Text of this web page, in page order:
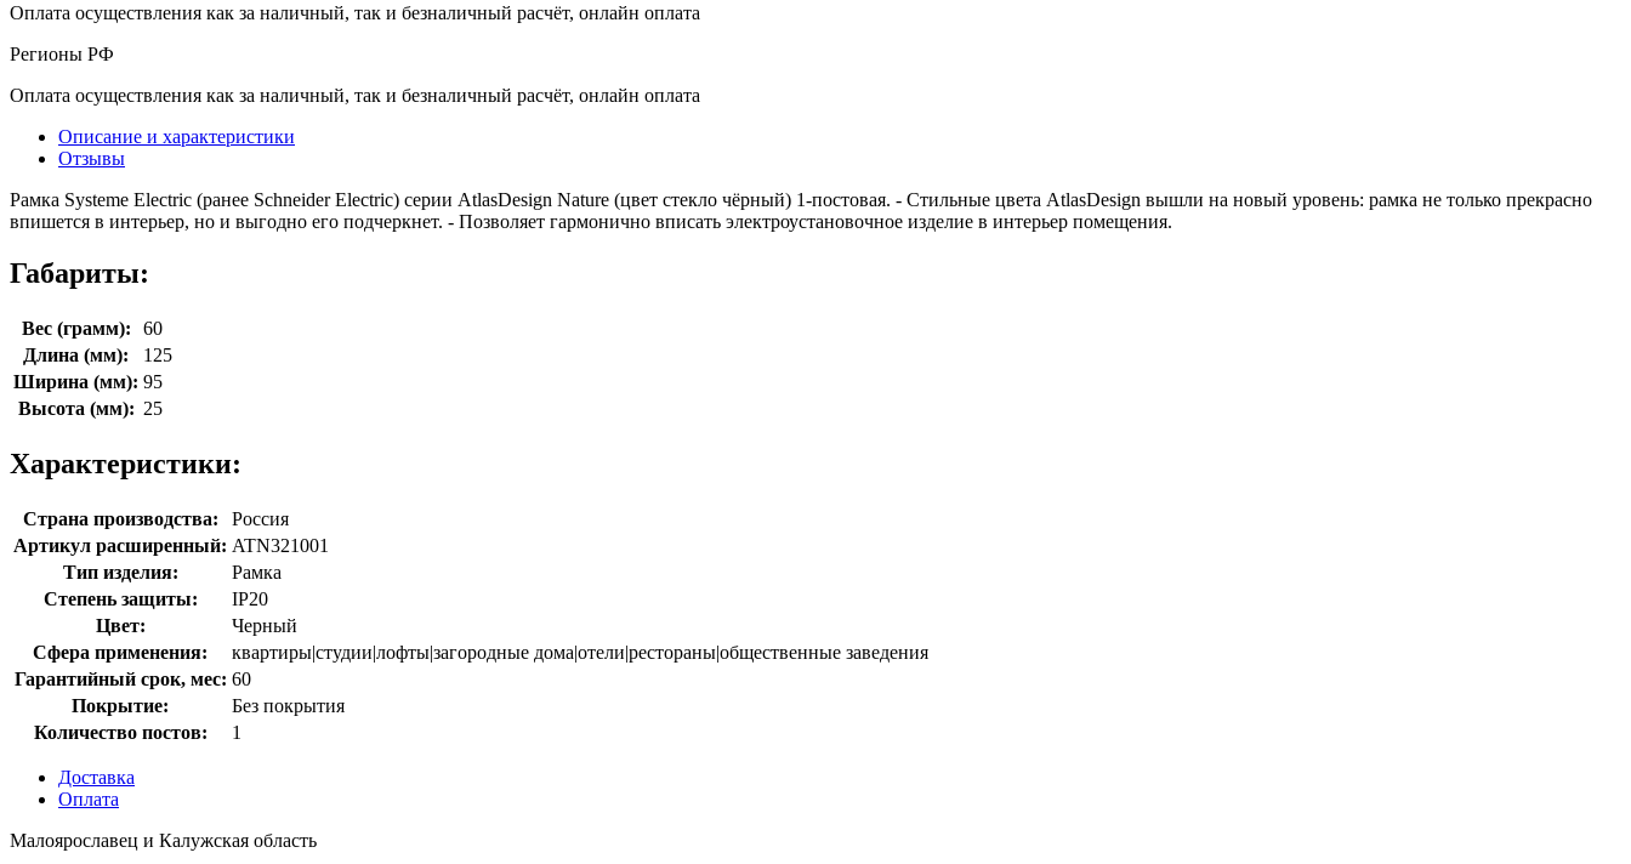
Оплата осуществления как за наличный, так и безналичный расчёт, онлайн оплата
Регионы РФ
Оплата осуществления как за наличный, так и безналичный расчёт, онлайн оплата
Описание и характеристики
Отзывы
Рамка Systeme Electric (ранее Schneider Electric) серии AtlasDesign Nature (цвет стекло чёрный) 1-постовая. - Стильные цвета AtlasDesign вышли на новый уровень: рамка не только прекрасно
впишется в интерьер, но и выгодно его подчеркнет. - Позволяет гармонично вписать электроустановочное изделие в интерьер помещения.
Габариты:
Вес (грамм):
60
Длина (мм):
125
Ширина (мм): 95
Высота (мм): 25
Характеристики:
Страна производства:
Россия
Артикул расширенный: ATN321001
Тип изделия:
Рамка
Степень защиты:
IP20
Цвет:
Черный
Сфера применения:
квартиры|студии|лофты|загородные дома|отели|рестораны|общественные заведения
Гарантийный срок, мес: 60
Покрытие:
Без покрытия
Количество постов:
1
Доставка
Оплата
Малоярославец и Калужская область